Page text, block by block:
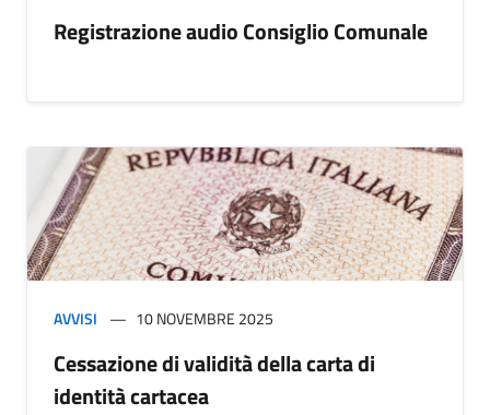
Registrazione audio Consiglio Comunale
AVVISI 10 NOVEMBRE 2025
Cessazione di validità della carta di
identità cartacea